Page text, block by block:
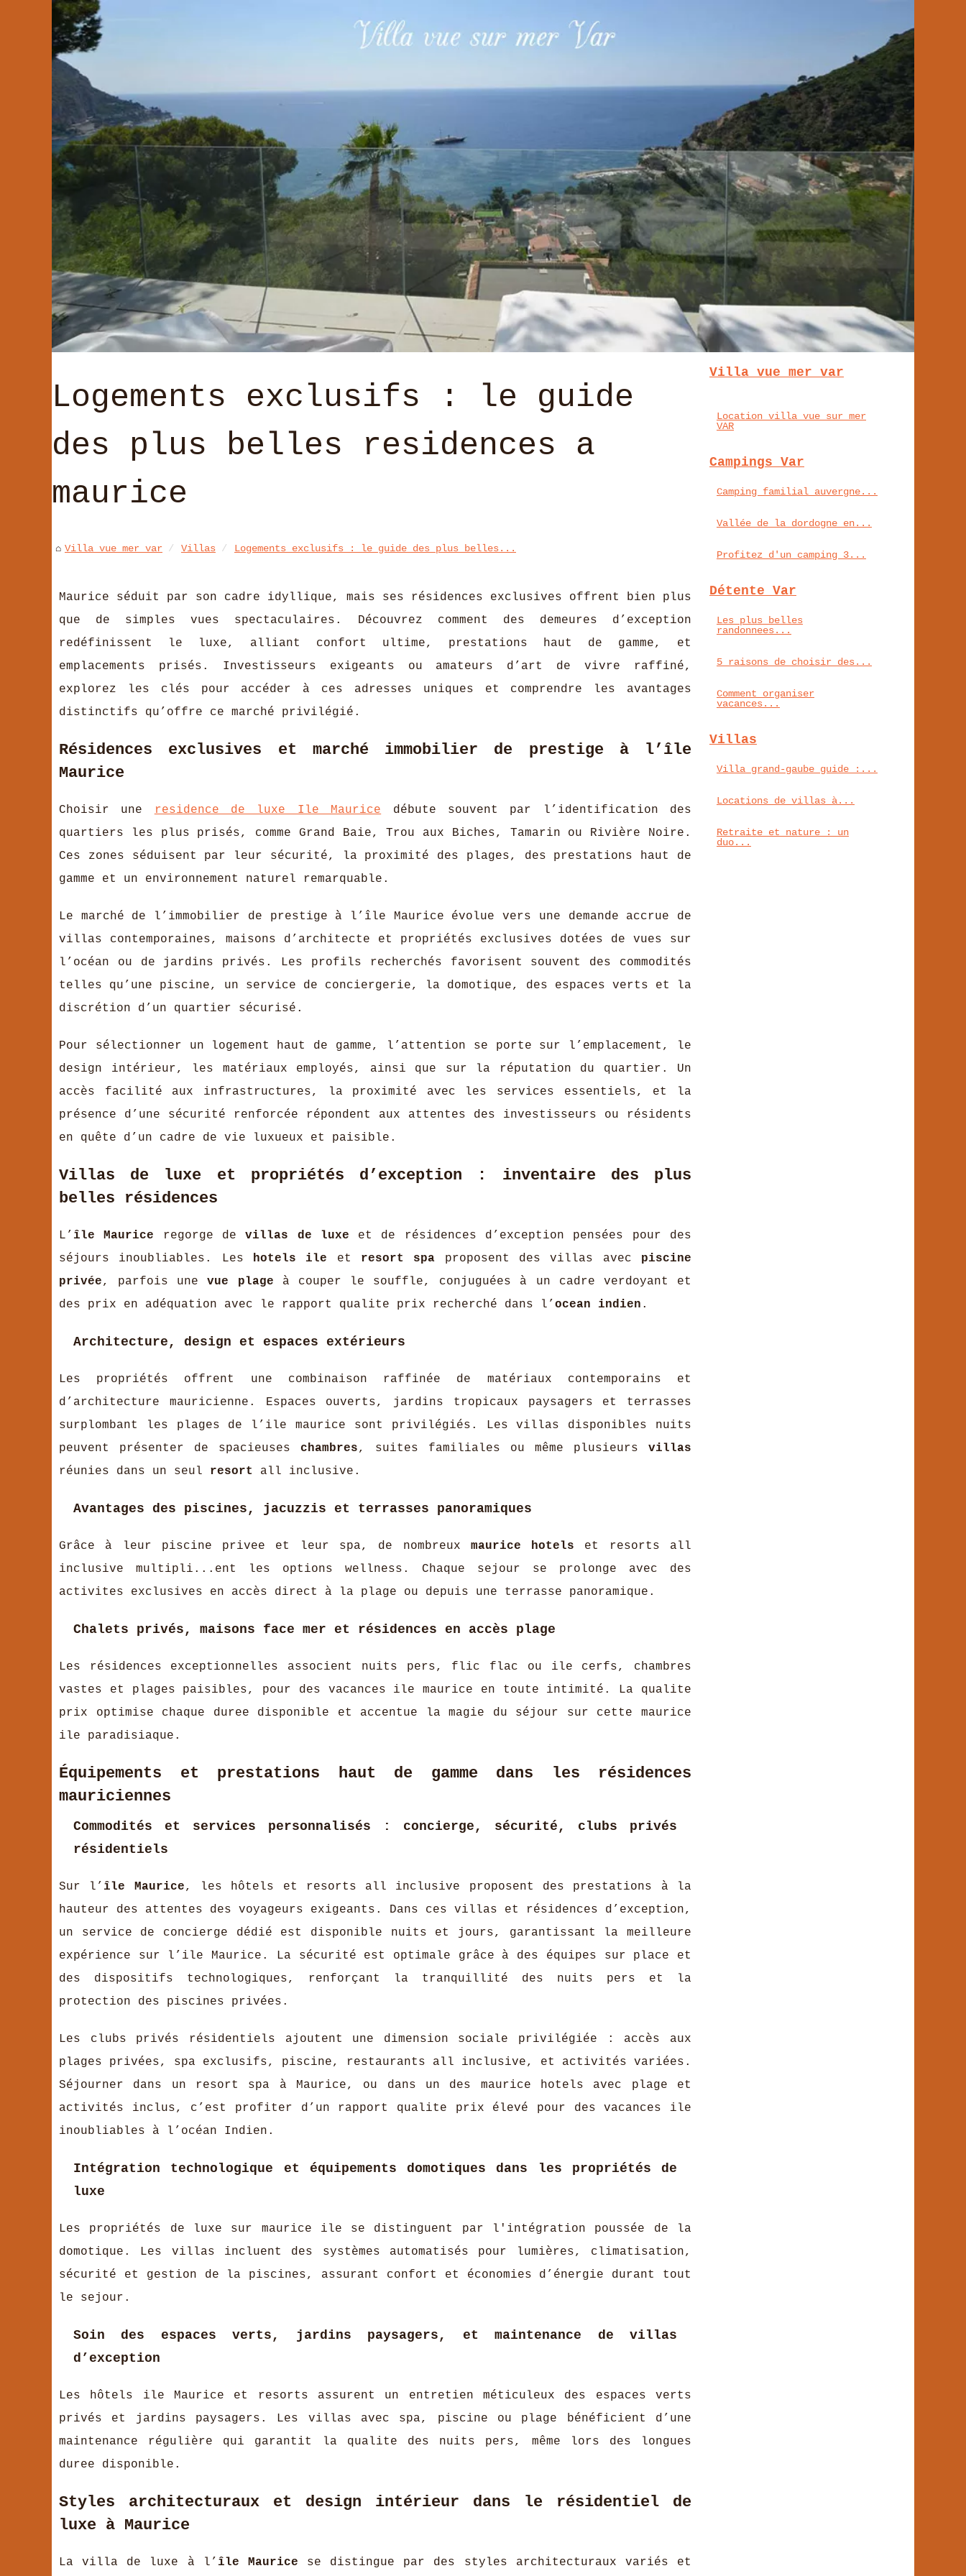
Logements exclusifs : le guide
des plus belles residences a
maurice
Villa vue mer var Villas Logements exclusifs : le guide des plus belles...
Maurice séduit par son cadre idyllique, mais ses résidences exclusives offrent bien plus
que de simples vues spectaculaires. Découvrez comment des demeures d’exception
redéfinissent le luxe, alliant confort ultime, prestations haut de gamme, et
emplacements prisés. Investisseurs exigeants ou amateurs d’art de vivre raffiné,
explorez les clés pour accéder à ces adresses uniques et comprendre les avantages
distinctifs qu’offre ce marché privilégié.
Résidences exclusives et marché immobilier de prestige à l’île
Maurice
Choisir une residence de luxe Ile Maurice débute souvent par l’identification des
quartiers les plus prisés, comme Grand Baie, Trou aux Biches, Tamarin ou Rivière Noire.
Ces zones séduisent par leur sécurité, la proximité des plages, des prestations haut de
gamme et un environnement naturel remarquable.
Le marché de l’immobilier de prestige à l’île Maurice évolue vers une demande accrue de
villas contemporaines, maisons d’architecte et propriétés exclusives dotées de vues sur
l’océan ou de jardins privés. Les profils recherchés favorisent souvent des commodités
telles qu’une piscine, un service de conciergerie, la domotique, des espaces verts et la
discrétion d’un quartier sécurisé.
Pour sélectionner un logement haut de gamme, l’attention se porte sur l’emplacement, le
design intérieur, les matériaux employés, ainsi que sur la réputation du quartier. Un
accès facilité aux infrastructures, la proximité avec les services essentiels, et la
présence d’une sécurité renforcée répondent aux attentes des investisseurs ou résidents
en quête d’un cadre de vie luxueux et paisible.
Villas de luxe et propriétés d’exception : inventaire des plus
belles résidences
L’ île Maurice regorge devillas de luxe et de résidences d’exception pensées pour des
séjours inoubliables. Les hotels ile et resort spa proposent des villas avec piscine
privée, parfois unevue plage à couper le souffle, conjuguées à un cadre verdoyant et
des prix en adéquation avec le rapport qualite prix recherché dans l’ ocean indien .
Architecture, design et espaces extérieurs
Les propriétés offrent une combinaison raffinée de matériaux contemporains et
d’architecture mauricienne. Espaces ouverts, jardins tropicaux paysagers et terrasses
surplombant les plages de l’ile maurice sont privilégiés. Les villas disponibles nuits
peuvent présenter de spacieuses chambres, suites familiales ou même plusieurs villas
réunies dans un seul resort all inclusive.
Avantages des piscines, jacuzzis et terrasses panoramiques
Grâce à leur piscine privee et leur spa, de nombreux maurice hotels et resorts all
inclusive multipli...ent les options wellness. Chaque sejour se prolonge avec des
activites exclusives en accès direct à la plage ou depuis une terrasse panoramique.
Chalets privés, maisons face mer et résidences en accès plage
Les résidences exceptionnelles associent nuits pers, flic flac ou ile cerfs, chambres
vastes et plages paisibles, pour des vacances ile maurice en toute intimité. La qualite
prix optimise chaque duree disponible et accentue la magie du séjour sur cette maurice
ile paradisiaque.
Équipements et prestations haut de gamme dans les résidences
mauriciennes
Commodités et services personnalisés : concierge, sécurité, clubs privés
résidentiels
Sur l’ île Maurice, les hôtels et resorts all inclusive proposent des prestations à la
hauteur des attentes des voyageurs exigeants. Dans ces villas et résidences d’exception,
un service de concierge dédié est disponible nuits et jours, garantissant la meilleure
expérience sur l’ile Maurice. La sécurité est optimale grâce à des équipes sur place et
des dispositifs technologiques, renforçant la tranquillité des nuits pers et la
protection des piscines privées.
Les clubs privés résidentiels ajoutent une dimension sociale privilégiée : accès aux
plages privées, spa exclusifs, piscine, restaurants all inclusive, et activités variées.
Séjourner dans un resort spa à Maurice, ou dans un des maurice hotels avec plage et
activités inclus, c’est profiter d’un rapport qualite prix élevé pour des vacances ile
inoubliables à l’océan Indien.
Intégration technologique et équipements domotiques dans les propriétés de
luxe
Les propriétés de luxe sur maurice ile se distinguent par l'intégration poussée de la
domotique. Les villas incluent des systèmes automatisés pour lumières, climatisation,
sécurité et gestion de la piscines, assurant confort et économies d’énergie durant tout
le sejour.
Soin des espaces verts, jardins paysagers, et maintenance de villas
d’exception
Les hôtels ile Maurice et resorts assurent un entretien méticuleux des espaces verts
privés et jardins paysagers. Les villas avec spa, piscine ou plage bénéficient d’une
maintenance régulière qui garantit la qualite des nuits pers, même lors des longues
duree disponible.
Styles architecturaux et design intérieur dans le résidentiel de
luxe à Maurice
La villa de luxe à l’ île Maurice se distingue par des styles architecturaux variés et
Villa vue mer var
Location villa vue sur mer
VAR
Campings Var
Camping familial auvergne...
Vallée de la dordogne en...
Profitez d'un camping 3...
Détente Var
Les plus belles
randonnees...
5 raisons de choisir des...
Comment organiser
vacances...
Villas
Villa grand-gaube guide :...
Locations de villas à...
Retraite et nature : un
duo...